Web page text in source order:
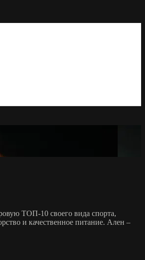
ТОП-10 своего вида спорта,
и качественное питание. Ален –